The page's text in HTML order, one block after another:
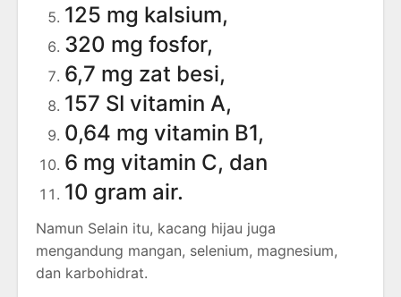
125 mg kalsium,
320 mg fosfor,
6,7 mg zat besi,
157 SI vitamin A,
0,64 mg vitamin B1,
6 mg vitamin C, dan
10 gram air.
Namun Selain itu, kacang hijau juga
mengandung mangan, selenium, magnesium,
dan karbohidrat.